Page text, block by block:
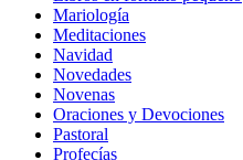
Mariología
Meditaciones
Navidad
Novedades
Novenas
Oraciones y Devociones
Pastoral
Profecías